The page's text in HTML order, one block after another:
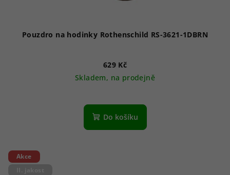
Pouzdro na hodinky Rothenschild RS-3621-1DBRN
629 Kč
Skladem, na prodejně
Do košíku
Akce